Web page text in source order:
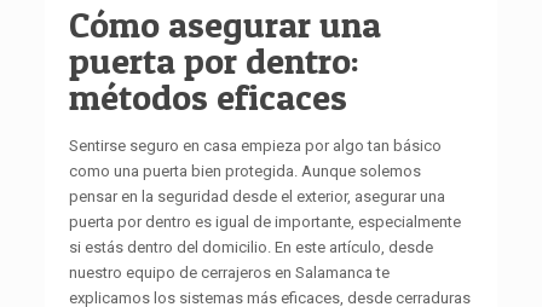
Cómo asegurar una
puerta por dentro:
métodos eficaces
Sentirse seguro en casa empieza por algo tan básico
como una puerta bien protegida. Aunque solemos
pensar en la seguridad desde el exterior, asegurar una
puerta por dentro es igual de importante, especialmente
si estás dentro del domicilio. En este artículo, desde
nuestro equipo de cerrajeros en Salamanca te
explicamos los sistemas más eficaces, desde cerraduras